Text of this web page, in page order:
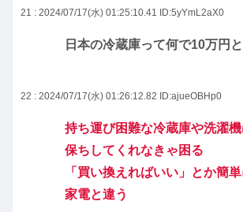
21 : 2024/07/17(水) 01:25:10.41 ID:5yYmL2aX0
日本の冷蔵庫って何で10万円
22 : 2024/07/17(水) 01:26:12.82 ID:ajueOBHp0
持ち運び困難な冷蔵庫や洗濯
保ちしてくれなきゃ困る
「買い換えればいい」とか簡
家電と違う